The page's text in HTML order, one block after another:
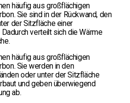
häufig aus großflächigen
Sie sind in der Rückwand, den
der Sitzfläche einer
verteilt sich die Wärme
häufig aus großflächigen
Sie werden in den
oder unter der Sitzfläche
und geben überwiegend
ab.